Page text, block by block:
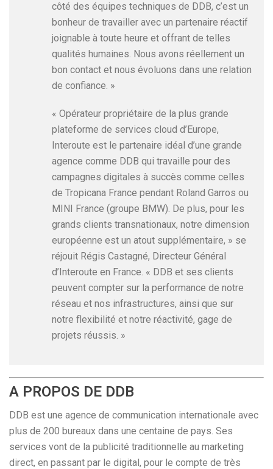
côté des équipes techniques de DDB, c’est un
bonheur de travailler avec un partenaire réactif
joignable à toute heure et offrant de telles
qualités humaines. Nous avons réellement un
bon contact et nous évoluons dans une relation
de confiance. »
« Opérateur propriétaire de la plus grande
plateforme de services cloud d’Europe,
Interoute est le partenaire idéal d’une grande
agence comme DDB qui travaille pour des
campagnes digitales à succès comme celles
de Tropicana France pendant Roland Garros ou
MINI France (groupe BMW). De plus, pour les
grands clients transnationaux, notre dimension
européenne est un atout supplémentaire, » se
réjouit Régis Castagné, Directeur Général
d’Interoute en France. « DDB et ses clients
peuvent compter sur la performance de notre
réseau et nos infrastructures, ainsi que sur
notre flexibilité et notre réactivité, gage de
projets réussis. »
A PROPOS DE DDB
DDB est une agence de communication internationale avec
plus de 200 bureaux dans une centaine de pays. Ses
services vont de la publicité traditionnelle au marketing
direct, en passant par le digital, pour le compte de très